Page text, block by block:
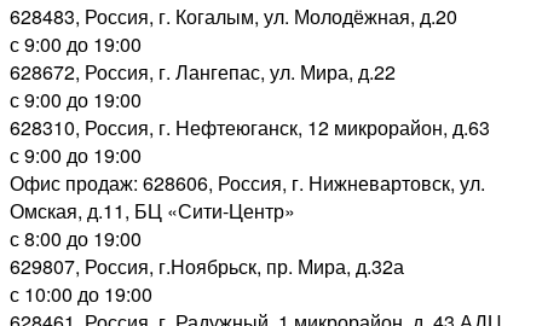
628483, Россия, г. Когалым, ул. Молодёжная, д.20
с 9:00 до 19:00
628672, Россия, г. Лангепас, ул. Мира, д.22
с 9:00 до 19:00
628310, Россия, г. Нефтеюганск, 12 микрорайон, д.63
с 9:00 до 19:00
Офис продаж: 628606, Россия, г. Нижневартовск, ул.
Омская, д.11, БЦ «Сити-Центр»
с 8:00 до 19:00
629807, Россия, г.Ноябрьск, пр. Мира, д.32а
с 10:00 до 19:00